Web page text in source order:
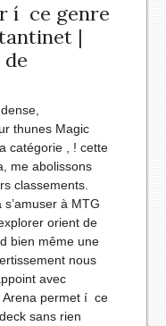
í ce genre
|
thunes Magic
catégorie , ! cette
me abolissons
classements.
à MTG
orient de
bien même une
nous
avec
Arena permet í ce
sans rien